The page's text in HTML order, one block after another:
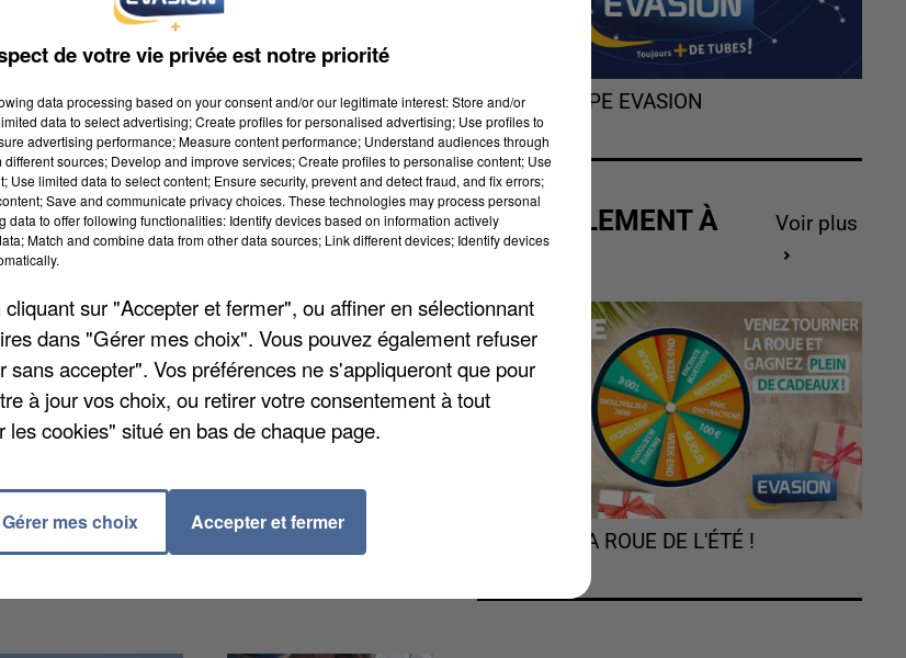
tendue dans le sud du pays. Hier
des Bouches-du-Rhône, de l'Hérault ou
département, Météo France tient à jour
3 juillet, ce qui équivaut à un risque de
sont en risque « très élevé » ce
end.
L'HOROSCOPE EVASION
ACTUELLEMENT À
GAGNER
Voir plus
TOURNEZ LA ROUE DE L'ÉTÉ !
de votre vie privée est notre priorité
data processing based on your consent and/or our legitimate interest: Store and/or
data to select advertising; Create profiles for personalised advertising; Use profiles to
advertising performance; Measure content performance; Understand audiences through
sources; Develop and improve services; Create profiles to personalise content; Use
Use limited data to select content; Ensure security, prevent and detect fraud, and fix errors;
Save and communicate privacy choices. These technologies may process personal
data to offer following functionalities: Identify devices based on information actively
Match and combine data from other data sources; Link different devices; Identify devices
sur "Accepter et fermer", ou affiner en sélectionnant
dans "Gérer mes choix". Vous pouvez également refuser
sans accepter". Vos préférences ne s'appliqueront que pour
à jour vos choix, ou retirer votre consentement à tout
cookies" situé en bas de chaque page.
Gérer mes choix Accepter et fermer